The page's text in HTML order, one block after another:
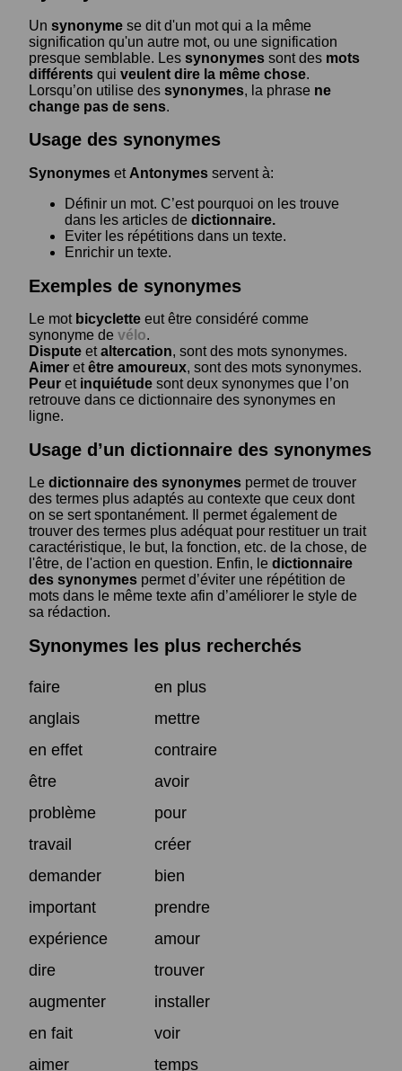
Un synonyme se dit d'un mot qui a la même
signification qu'un autre mot, ou une signification
presque semblable. Les synonymes sont des mots
différents qui veulent dire la même chose.
Lorsqu’on utilise des synonymes, la phrase ne
change pas de sens.
Usage des synonymes
Synonymes et Antonymes servent à:
Définir un mot. C’est pourquoi on les trouve
dans les articles de dictionnaire.
Eviter les répétitions dans un texte.
Enrichir un texte.
Exemples de synonymes
Le mot bicyclette eut être considéré comme
synonyme de vélo.
Dispute etaltercation, sont des mots synonymes.
Aimer etêtre amoureux, sont des mots synonymes.
Peur et inquiétude sont deux synonymes que l’on
retrouve dans ce dictionnaire des synonymes en
ligne.
Usage d’un dictionnaire des synonymes
Le dictionnaire des synonymes permet de trouver
des termes plus adaptés au contexte que ceux dont
on se sert spontanément. Il permet également de
trouver des termes plus adéquat pour restituer un trait
caractéristique, le but, la fonction, etc. de la chose, de
l'être, de l'action en question. Enfin, le dictionnaire
des synonymes permet d’éviter une répétition de
mots dans le même texte afin d’améliorer le style de
sa rédaction.
Synonymes les plus recherchés
faire
en plus
anglais
mettre
en effet
contraire
être
avoir
problème
pour
travail
créer
demander
bien
important
prendre
expérience
amour
dire
trouver
augmenter
installer
en fait
voir
aimer
temps